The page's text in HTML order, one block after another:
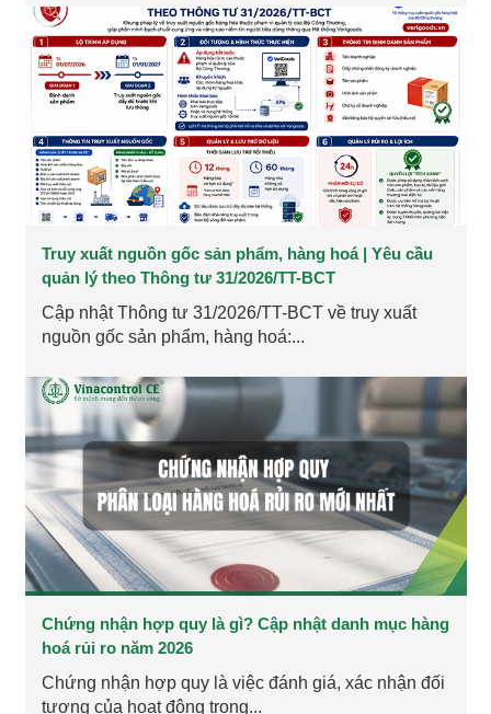
Truy xuất nguồn gốc sản phẩm, hàng hoá | Yêu cầu
quản lý theo Thông tư 31/2026/TT-BCT
Cập nhật Thông tư 31/2026/TT-BCT về truy xuất
nguồn gốc sản phẩm, hàng hoá:...
Chứng nhận hợp quy là gì? Cập nhật danh mục hàng
hoá rủi ro năm 2026
Chứng nhận hợp quy là việc đánh giá, xác nhận đối
tượng của hoạt động trong...